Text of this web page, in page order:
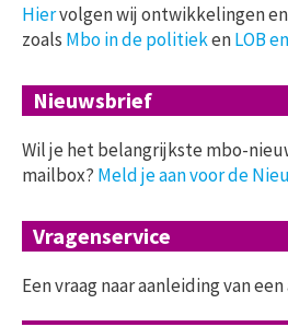
Hiervolgen wij ontwikkelingen
zoals Mbo in de politiekenLOB
Nieuwsbrief
Wil je het belangrijkste mbo-
mailbox? Meld je aan voor de
Vragenservice
Een vraag naar aanleiding van